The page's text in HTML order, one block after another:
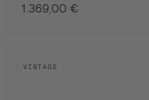
1.369,00 €
VINTAGE